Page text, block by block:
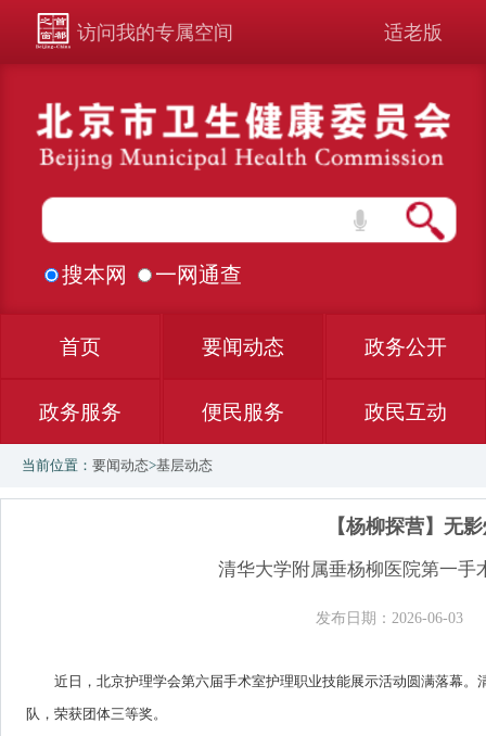
访问我的专属空间 适老版
搜本网 一网通查
首页 要闻动态 政务公开
政务服务 便民服务 政民互动
当前位置： 要闻动态>基层动态
【杨柳探营】无
清华大学附属垂杨柳医院第一手
发布日期：2026-06-03
近日，北京护理学会第六届手术室护理职业技能展示活动圆满落幕
队，荣获团体三等奖。